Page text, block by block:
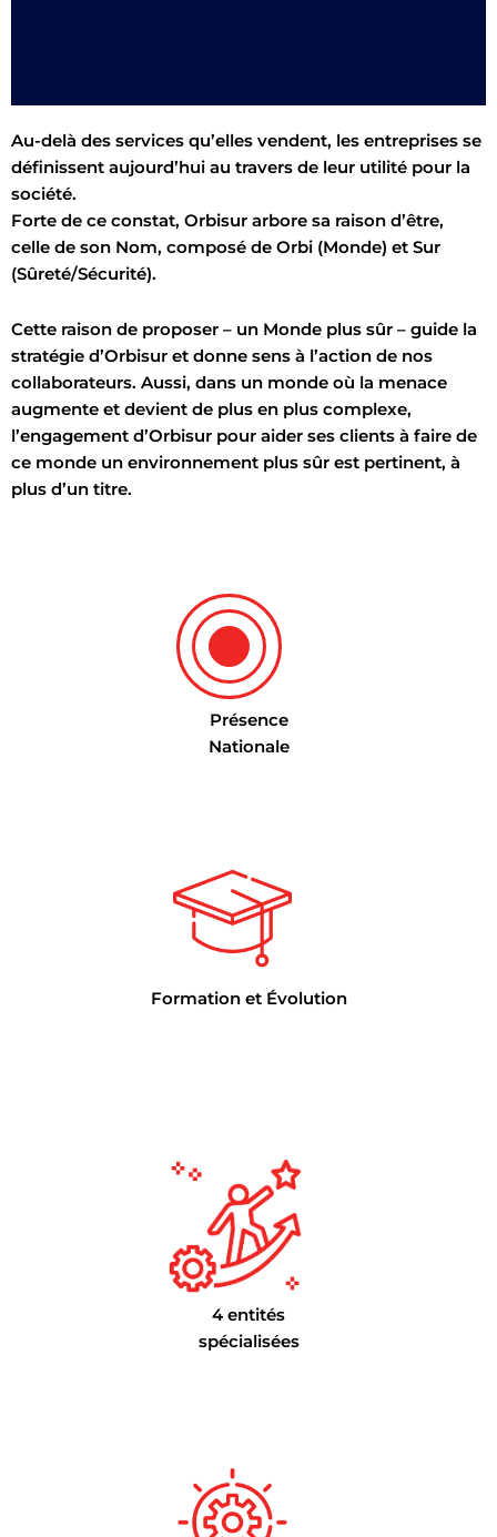
Au-delà des services qu’elles vendent, les entreprises se
définissent aujourd’hui au travers de leur utilité pour la
société.
Forte de ce constat, Orbisur arbore sa raison d’être,
celle de son Nom, composé de Orbi (Monde) et Sur
(Sûreté/Sécurité).
Cette raison de proposer – un Monde plus sûr – guide la
stratégie d’Orbisur et donne sens à l’action de nos
collaborateurs. Aussi, dans un monde où la menace
augmente et devient de plus en plus complexe,
l’engagement d’Orbisur pour aider ses clients à faire de
ce monde un environnement plus sûr est pertinent, à
plus d’un titre.
4 entités
spécialisées
Présence
Nationale
Formation et Évolution